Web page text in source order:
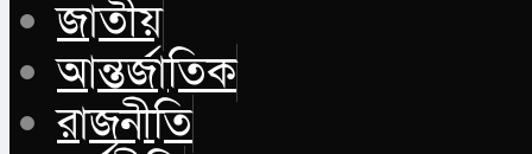
জাতীয়
আন্তর্জাতিক
রাজনীতি